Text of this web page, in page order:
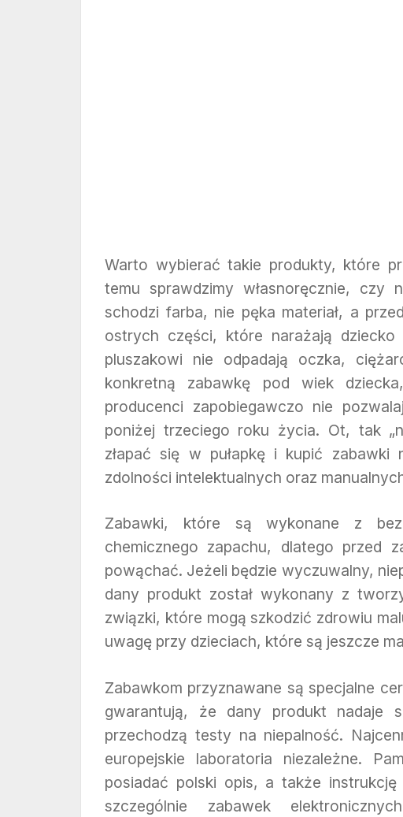
Warto wybierać takie produkty, które
temu sprawdzimy własnoręcznie, czy
schodzi farba, nie pęka materiał, a
ostrych części, które narażają
pluszakowi nie odpadają oczka,
konkretną zabawkę pod wiek
producenci zapobiegawczo nie
poniżej trzeciego roku życia. Ot, tak
złapać się w pułapkę i kupić
zdolności intelektualnych oraz
Zabawki, które są wykonane z
chemicznego zapachu, dlatego przed
powąchać. Jeżeli będzie wyczuwalny,
dany produkt został wykonany z
związki, które mogą szkodzić zdrowiu
uwagę przy dzieciach, które są jeszcze
Zabawkom przyznawane są specjalne
gwarantują, że dany produkt nadaje
przechodzą testy na niepalność.
europejskie laboratoria niezależne.
posiadać polski opis, a także
szczególnie zabawek